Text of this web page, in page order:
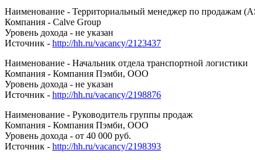
Наименование - Территориальный менеджер по продажам
Компания - Calve Group
Уровень дохода - не указан
Источник - http://hh.ru/vacancy/2123437
Наименование - Начальник отдела транспортной логистики
Компания - Компания Пэмби, ООО
Уровень дохода - не указан
Источник - http://hh.ru/vacancy/2198876
Наименование - Руководитель группы продаж
Компания - Компания Пэмби, ООО
Уровень дохода - от 40 000 руб.
Источник - http://hh.ru/vacancy/2198393